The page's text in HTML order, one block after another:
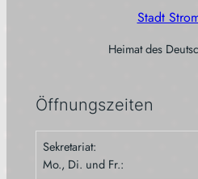
Stadt
Heimat des
Öffnungszeiten
Sekretariat:
Mo., Di. und Fr.: